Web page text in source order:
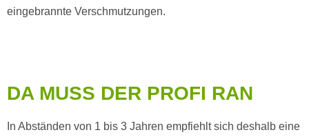
eingebrannte Verschmutzungen.
DA MUSS DER PROFI RAN
In Abständen von 1 bis 3 Jahren empfiehlt sich deshalb eine